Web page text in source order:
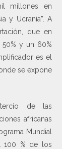
millones en
y Ucrania”. A
que en
y un 60%
es el
se expone
de las
africanas
Mundial
100 % de los